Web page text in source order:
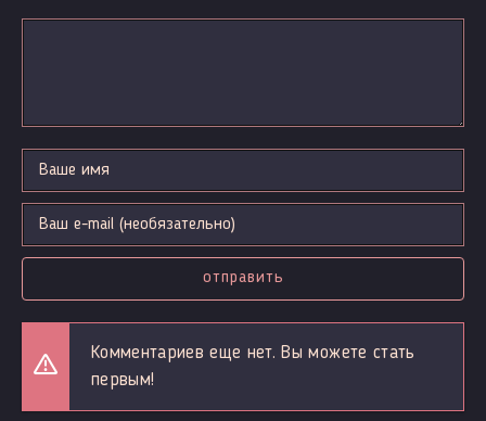
отправить
Комментариев еще нет. Вы можете стать
первым!